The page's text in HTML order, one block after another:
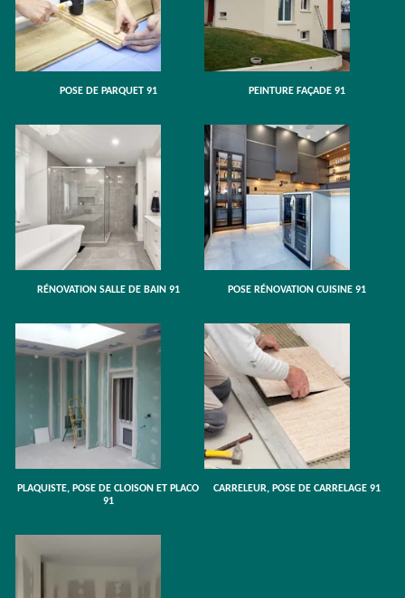
POSE DE PARQUET 91 PEINTURE FAÇADE 91
RÉNOVATION SALLE DE BAIN 91 POSE RÉNOVATION CUISINE 91
PLAQUISTE, POSE DE CLOISON ET PLACO
91
CARRELEUR, POSE DE CARRELAGE 91